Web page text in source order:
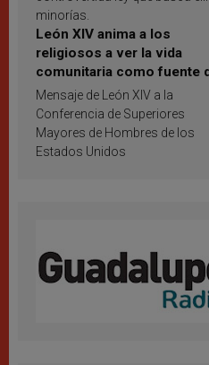
minorías.
León XIV anima a los
religiosos a ver la vida
comunitaria como fuente
inspiración y santificación
Mensaje de León XIV a la
Conferencia de Superiores
Mayores de Hombres de los
Estados Unidos